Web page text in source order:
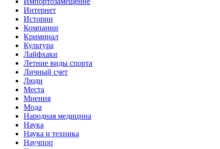
Интернет
Истории
Компании
Криминал
Культура
Лайфхаки
Летние виды спорта
Личный счет
Люди
Места
Мнения
Мода
Народная медицина
Наука
Наука и техника
Научпоп